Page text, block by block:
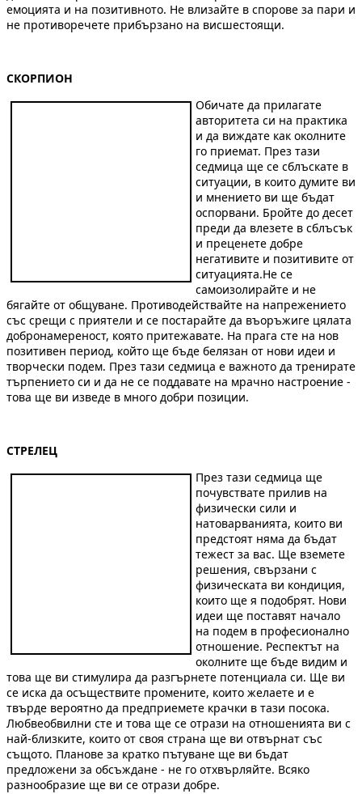
емоцията и на позитивното. Не влизайте в спорове за пари и
не противоречете прибързано на висшестоящи.
СКОРПИОН
Обичате да прилагате
авторитета си на практика
и да виждате как околните
го приемат. През тази
седмица ще се сблъскате в
ситуации, в които думите ви
и мнението ви ще бъдат
оспорвани. Бройте до десет
преди да влезете в сблъсък
и преценете добре
негативите и позитивите от
ситуацията.Не се
самоизолирайте и не
бягайте от общуване. Противодействайте на напрежението
със срещи с приятели и се постарайте да въоръжиге цялата
добронамереност, която притежавате. На прага сте на нов
позитивен период, който ще бъде белязан от нови идеи и
творчески подем. През тази седмица е важното да тренирате
търпението си и да не се поддавате на мрачно настроение -
това ще ви изведе в много добри позиции.
СТРЕЛЕЦ
През тази седмица ще
почувствате прилив на
физически сили и
натоварванията, които ви
предстоят няма да бъдат
тежест за вас. Ще вземете
решения, свързани с
физическата ви кондиция,
които ще я подобрят. Нови
идеи ще поставят начало
на подем в професионално
отношение. Респектът на
околните ще бъде видим и
това ще ви стимулира да разгърнете потенциала си. Ще ви
се иска да осъществите промените, които желаете и е
твърде вероятно да предприемете крачки в тази посока.
Любвеобвилни сте и това ще се отрази на отношенията ви с
най-близките, които от своя страна ще ви отвърнат със
същото. Планове за кратко пътуване ще ви бъдат
предложени за обсъждане - не го отхвърляйте. Всяко
разнообразие ще ви се отрази добре.